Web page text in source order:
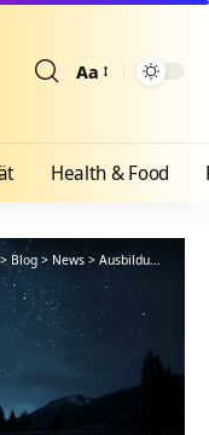
Aa
Health & Food
> Blog > News> Ausbildungen